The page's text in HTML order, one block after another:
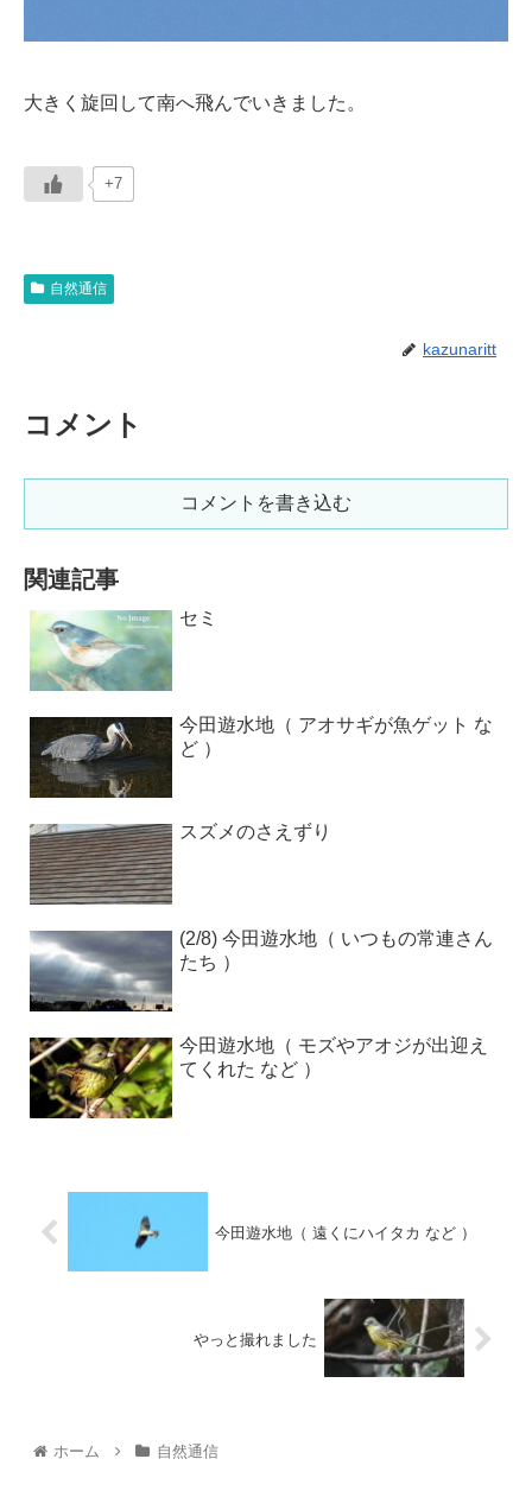
大きく旋回して南へ飛んでいきました。
+7
自然通信
kazunaritt
コメント
コメントを書き込む
関連記事
セミ
今田遊水地（ アオサギが魚ゲット な
ど ）
スズメのさえずり
(2/8) 今田遊水地（ いつもの常連さん
たち ）
今田遊水地（ モズやアオジが出迎え
てくれた など ）
今田遊水地（ 遠くにハイタカ など ）
やっと撮れました
ホーム 自然通信